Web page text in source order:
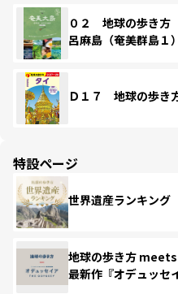
０２ 地球の歩き
呂麻島（奄美群島
Ｄ１７ 地球の歩
特設ページ
世界遺産ランキング
地球の歩き方 meets
最新作『オデュッセ